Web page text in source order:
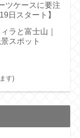
ツケースに要注
日スタート】
ラと富士山｜
スポット
す)